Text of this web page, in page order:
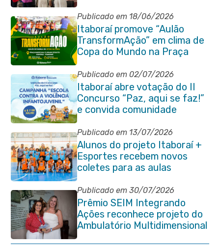
Publicado em 18/06/2026
Itaboraí promove “Aulão
TransformAção” em clima de
Copa do Mundo na Praça
Marechal Floriano Peixoto
Publicado em 02/07/2026
Itaboraí abre votação do II
Concurso “Paz, aqui se faz!”
e convida comunidade
Publicado em 13/07/2026
Alunos do projeto Itaboraí +
Esportes recebem novos
coletes para as aulas
Publicado em 30/07/2026
Prêmio SEIM Integrando
Ações reconhece projeto do
Ambulatório Multidimensional
da Pessoa Idosa de Itaboraí